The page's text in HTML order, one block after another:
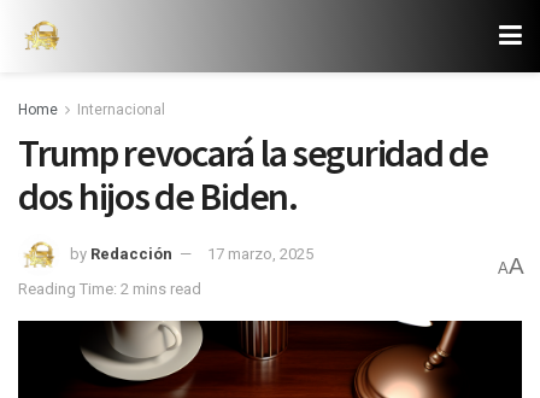
Home Internacional
Trump revocará la seguridad de
dos hijos de Biden.
by Redacción
17 marzo, 2025
Reading Time: 2 mins read
AA